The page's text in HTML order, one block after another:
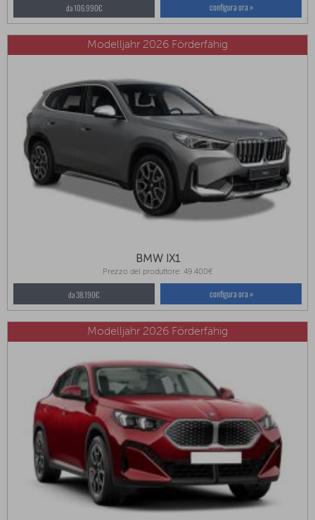
da 106.990€ configura ora »
Modelljahr 2026 Förderfähig
BMW IX1
Prezzo del produttore: 49.400€
da 38.190€ configura ora »
Modelljahr 2026 Förderfähig